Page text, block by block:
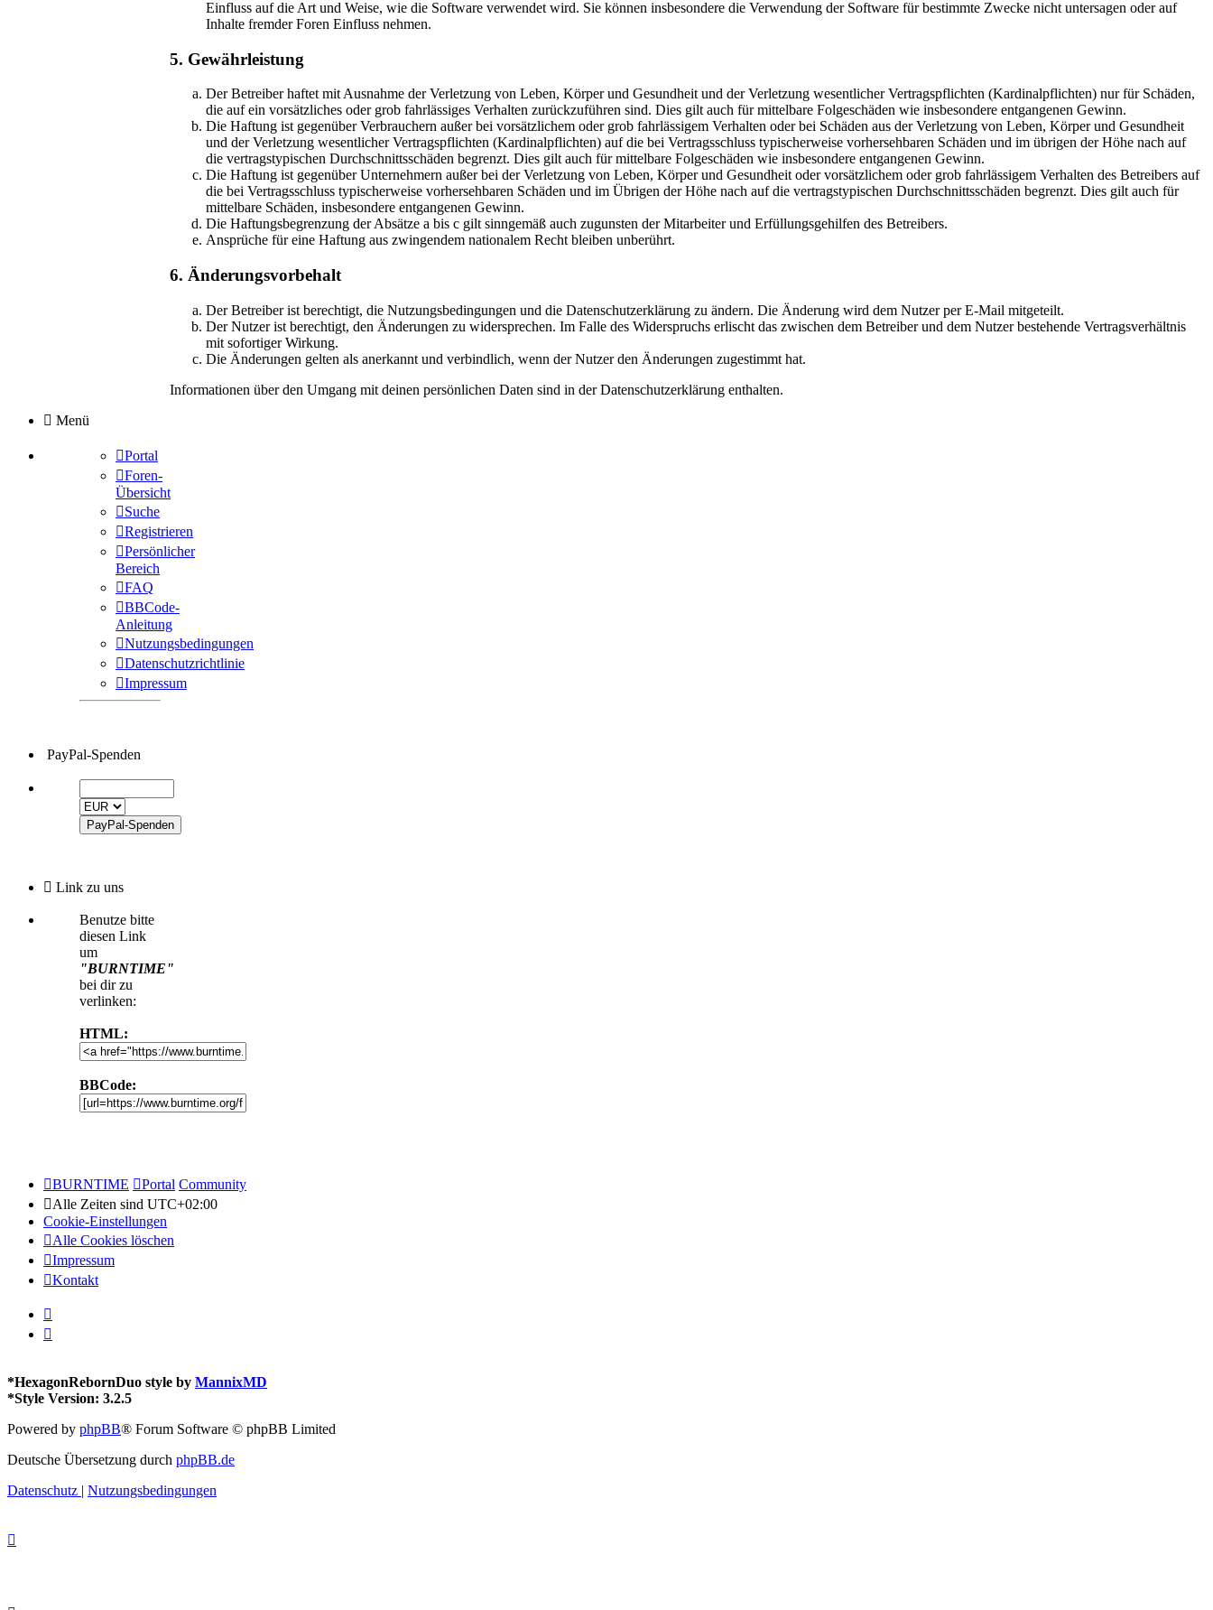
Einfluss auf die Art und Weise, wie die Software verwendet wird. Sie können insbesondere die Verwendung der Software für bestimmte Zwecke nicht untersagen oder auf
Inhalte fremder Foren Einfluss nehmen.
5. Gewährleistung
Der Betreiber haftet mit Ausnahme der Verletzung von Leben, Körper und Gesundheit und der Verletzung wesentlicher Vertragspflichten (Kardinalpflichten) nur für Schäden,
die auf ein vorsätzliches oder grob fahrlässiges Verhalten zurückzuführen sind. Dies gilt auch für mittelbare Folgeschäden wie insbesondere entgangenen Gewinn.
Die Haftung ist gegenüber Verbrauchern außer bei vorsätzlichem oder grob fahrlässigem Verhalten oder bei Schäden aus der Verletzung von Leben, Körper und Gesundheit
und der Verletzung wesentlicher Vertragspflichten (Kardinalpflichten) auf die bei Vertragsschluss typischerweise vorhersehbaren Schäden und im übrigen der Höhe nach auf
die vertragstypischen Durchschnittsschäden begrenzt. Dies gilt auch für mittelbare Folgeschäden wie insbesondere entgangenen Gewinn.
Die Haftung ist gegenüber Unternehmern außer bei der Verletzung von Leben, Körper und Gesundheit oder vorsätzlichem oder grob fahrlässigem Verhalten des Betreibers auf
die bei Vertragsschluss typischerweise vorhersehbaren Schäden und im Übrigen der Höhe nach auf die vertragstypischen Durchschnittsschäden begrenzt. Dies gilt auch für
mittelbare Schäden, insbesondere entgangenen Gewinn.
Die Haftungsbegrenzung der Absätze a bis c gilt sinngemäß auch zugunsten der Mitarbeiter und Erfüllungsgehilfen des Betreibers.
Ansprüche für eine Haftung aus zwingendem nationalem Recht bleiben unberührt.
6. Änderungsvorbehalt
Der Betreiber ist berechtigt, die Nutzungsbedingungen und die Datenschutzerklärung zu ändern. Die Änderung wird dem Nutzer per E-Mail mitgeteilt.
Der Nutzer ist berechtigt, den Änderungen zu widersprechen. Im Falle des Widerspruchs erlischt das zwischen dem Betreiber und dem Nutzer bestehende Vertragsverhältnis
mit sofortiger Wirkung.
Die Änderungen gelten als anerkannt und verbindlich, wenn der Nutzer den Änderungen zugestimmt hat.
Informationen über den Umgang mit deinen persönlichen Daten sind in der Datenschutzerklärung enthalten.
Menü
Portal
Foren-
Übersicht
Suche
Registrieren
Persönlicher
Bereich
FAQ
BBCode-
Anleitung
Nutzungsbedingungen
Datenschutzrichtlinie
Impressum
PayPal-Spenden
Link zu uns
Benutze bitte
diesen Link
um
"BURNTIME"
bei dir zu
verlinken:
HTML:
BBCode:
BURNTIME Portal Community
Alle Zeiten sind UTC+02:00
Cookie-Einstellungen
Alle Cookies löschen
Impressum
Kontakt
*HexagonRebornDuo style by MannixMD
*Style Version: 3.2.5
Powered by phpBB® Forum Software © phpBB Limited
Deutsche Übersetzung durch phpBB.de
Datenschutz | Nutzungsbedingungen